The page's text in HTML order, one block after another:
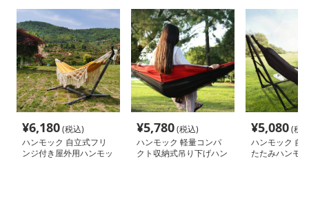
¥6,180(税込)
ハンモック 自立式フリ
ンジ付き屋外用ハンモッ
¥5,780(税込)
ハンモック 軽量コンパ
クト収納式吊り下げハン
¥5,080(税
ハンモック 自
たたみハンモ